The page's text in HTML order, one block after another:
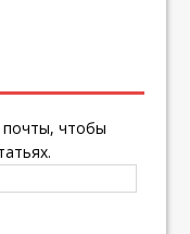
почты, чтобы